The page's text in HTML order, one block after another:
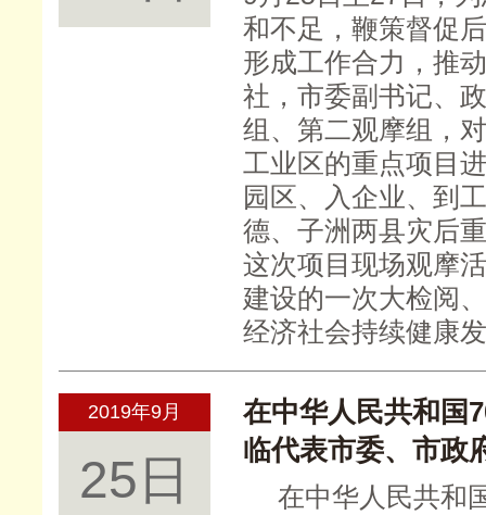
和不足，鞭策督促
形成工作合力，推
社，市委副书记、
组、第二观摩组，
工业区的重点项目
园区、入企业、到
德、子洲两县灾后
这次项目现场观摩
建设的一次大检阅
经济社会持续健康
2019年9月
25日
在中华人民共和国
临代表市委、市政
在中华人民共和